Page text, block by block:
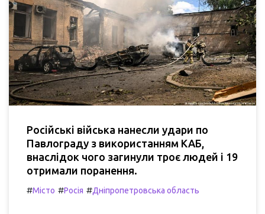
Російські війська нанесли удари по
Павлограду з використанням КАБ,
внаслідок чого загинули троє людей і 19
отримали поранення.
#Місто #Росія #Дніпропетровська область